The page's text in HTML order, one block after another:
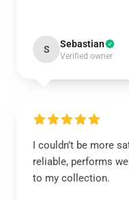
S Sebastian
Verified owner
I couldn’t be more
reliable, performs
to my collection.